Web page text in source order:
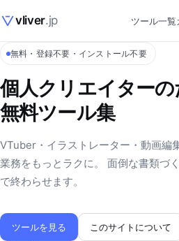
vliver.jp ツール一覧
無料・登録不要・インストール不要
個人クリエイター
無料ツール集
VTuber・イラストレーター・動画編
業務をもっとラクに。 面倒な書類づ
で終わらせます。
ツールを見る このサイトについて